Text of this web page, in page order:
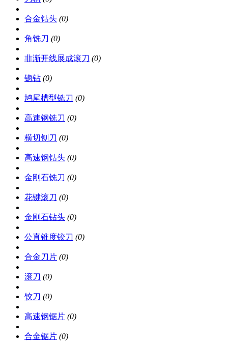
合金钻头 (0)
角铣刀 (0)
非渐开线展成滚刀 (0)
锪钻 (0)
鸠尾槽型铣刀 (0)
高速钢铣刀 (0)
横切刨刀 (0)
高速钢钻头 (0)
金刚石铣刀 (0)
花键滚刀 (0)
金刚石钻头 (0)
公直锥度铰刀 (0)
合金刀片 (0)
滚刀 (0)
铰刀 (0)
高速钢锯片 (0)
合金锯片 (0)